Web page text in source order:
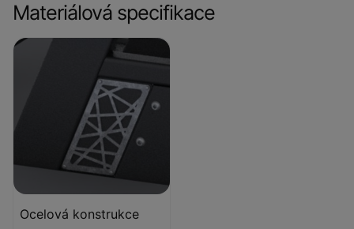
Materiálová specifikace
Ocelová konstrukce